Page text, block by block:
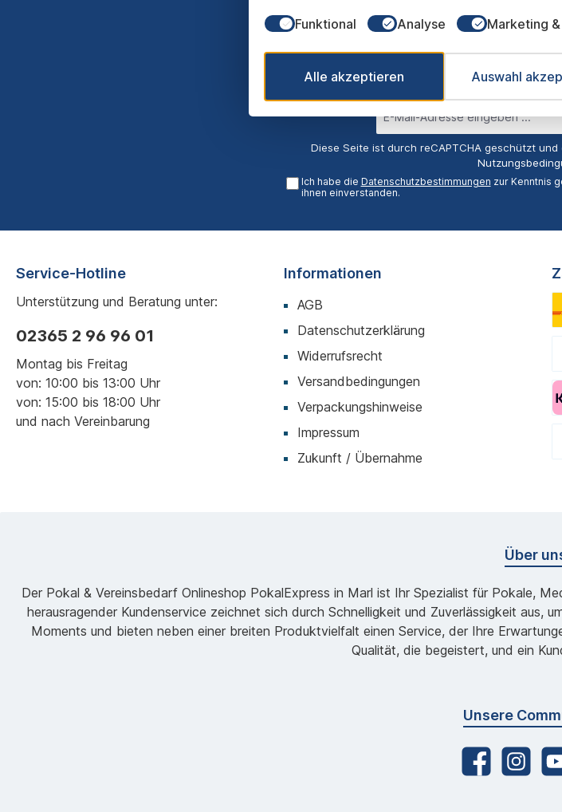
werden stets unter den Ersten sein, über
werden.
Mail-
Adresse*
Diese Seite ist durch reCAPTCHA geschützt und
Ich habe die Datenschutzbestimmungen zur Kenntnis
ihnen einverstanden.
Service-Hotline
Unterstützung und Beratung unter:
02365 2 96 96 01
Montag bis Freitag
von: 10:00 bis 13:00 Uhr
von: 15:00 bis 18:00 Uhr
und nach Vereinbarung
Informationen
AGB
Datenschutzerklärung
Widerrufsrecht
Versandbedingungen
Verpackungshinweise
Impressum
Zukunft / Übernahme
Über
Der Pokal & Vereinsbedarf Onlineshop PokalExpress in Marl ist Ihr Spezialist für Pokale,
herausragender Kundenservice zeichnet sich durch Schnelligkeit und Zuverlässigkeit aus,
Moments und bieten neben einer breiten Produktvielfalt einen Service, der Ihre
Qualität, die begeistert, und ein
Unsere
Funktional Analyse Marketing
Auswahl
Alle akzeptieren